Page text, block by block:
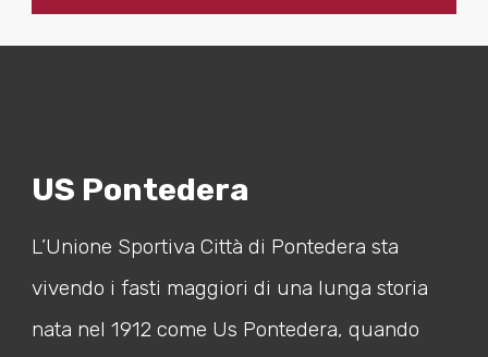
US Pontedera
L’Unione Sportiva Città di Pontedera sta
vivendo i fasti maggiori di una lunga storia
nata nel 1912 come Us Pontedera, quando